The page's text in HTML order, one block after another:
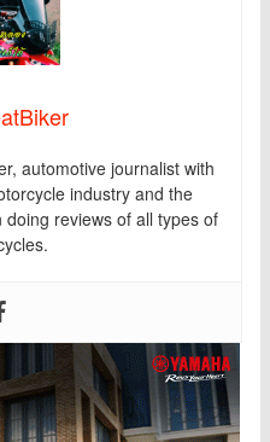
automotive journalist with
industry and the
reviews of all types of